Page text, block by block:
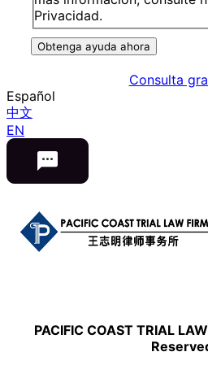
Privacidad.
Obtenga ayuda ahora
Consulta
Español
中文
EN
PACIFIC COAST TRIAL